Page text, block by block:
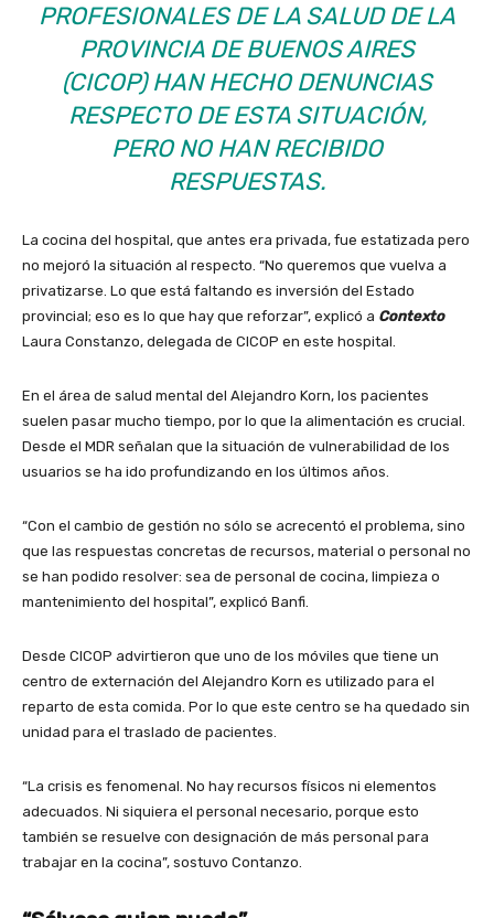
PROFESIONALES DE LA SALUD DE LA
PROVINCIA DE BUENOS AIRES
(CICOP) HAN HECHO DENUNCIAS
RESPECTO DE ESTA SITUACIÓN,
PERO NO HAN RECIBIDO
RESPUESTAS.
La cocina del hospital, que antes era privada, fue estatizada pero
no mejoró la situación al respecto. “No queremos que vuelva a
privatizarse. Lo que está faltando es inversión del Estado
provincial; eso es lo que hay que reforzar”, explicó a Contexto
Laura Constanzo, delegada de CICOP en este hospital.
En el área de salud mental del Alejandro Korn, los pacientes
suelen pasar mucho tiempo, por lo que la alimentación es crucial.
Desde el MDR señalan que la situación de vulnerabilidad de los
usuarios se ha ido profundizando en los últimos años.
“Con el cambio de gestión no sólo se acrecentó el problema, sino
que las respuestas concretas de recursos, material o personal no
se han podido resolver: sea de personal de cocina, limpieza o
mantenimiento del hospital”, explicó Banfi.
Desde CICOP advirtieron que uno de los móviles que tiene un
centro de externación del Alejandro Korn es utilizado para el
reparto de esta comida. Por lo que este centro se ha quedado sin
unidad para el traslado de pacientes.
“La crisis es fenomenal. No hay recursos físicos ni elementos
adecuados. Ni siquiera el personal necesario, porque esto
también se resuelve con designación de más personal para
trabajar en la cocina”, sostuvo Contanzo.